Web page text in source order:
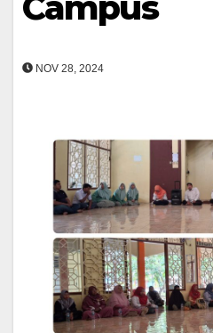
NOV 28, 2024